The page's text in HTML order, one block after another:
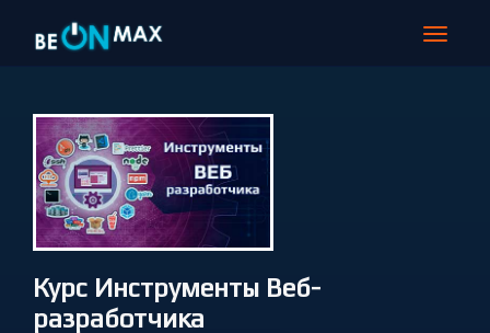
СКИДКА 70% НА ВСЕ КУРСЫ - ПОЛНОЕ ОБУЧЕНИЕ от 240 руб в месяц!